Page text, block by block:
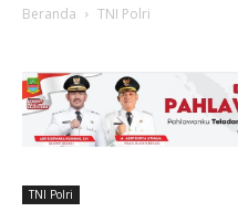
Beranda TNI Polri
TNI Polri